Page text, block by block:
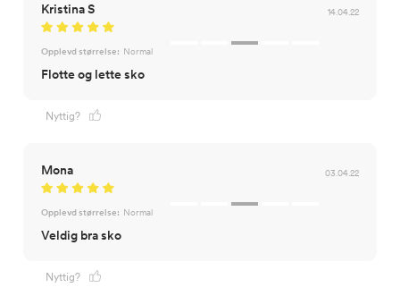
Kristina S 14.04.22
Opplevd størrelse: Normal
Flotte og lette sko
Nyttig?
Mona 03.04.22
Opplevd størrelse: Normal
Veldig bra sko
Nyttig?